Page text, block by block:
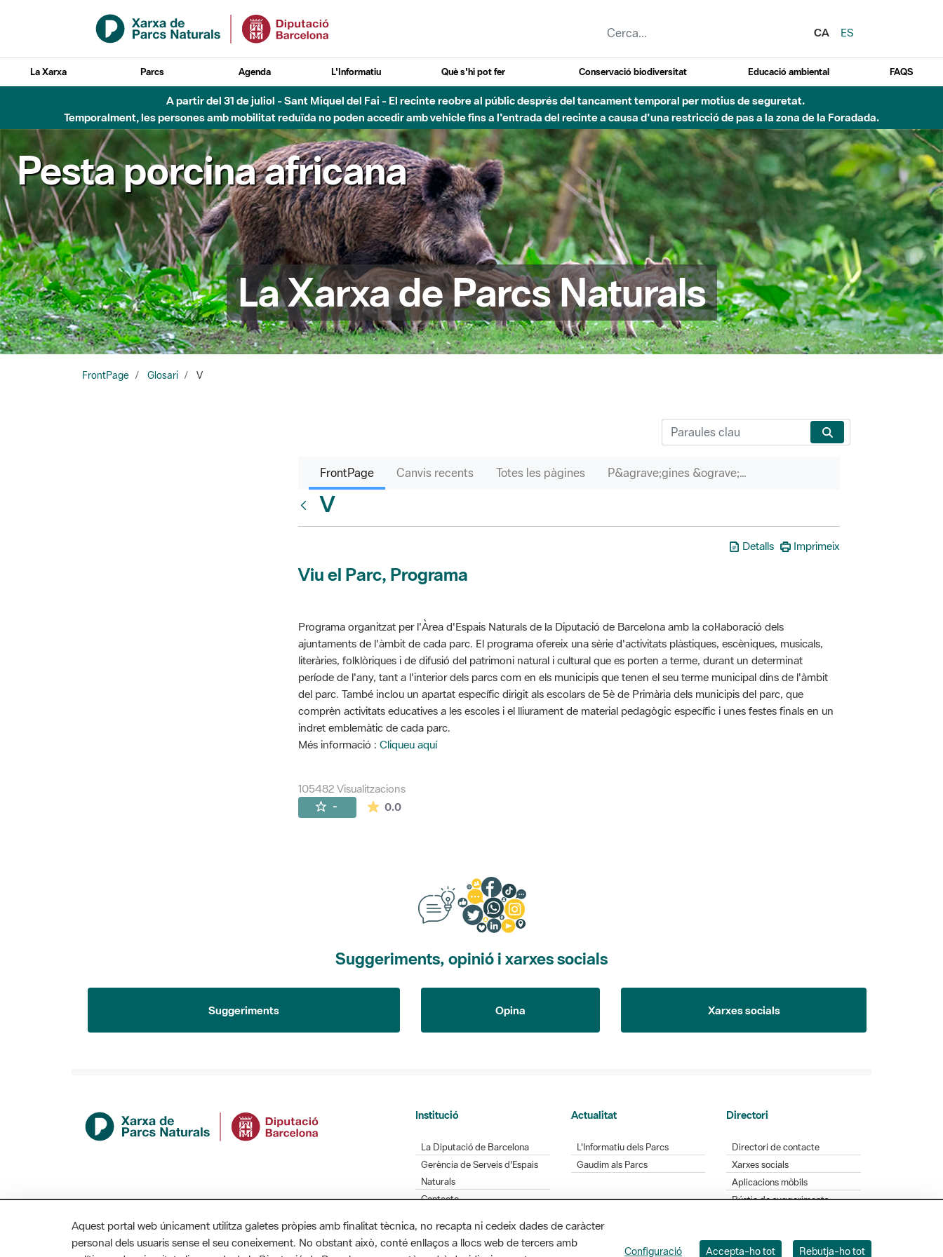
Salta al contingut principal
CA
ES
La Xarxa Parcs Agenda L'Informatiu Què s'hi pot fer Conservació biodiversitat Educació ambiental FAQS
A partir del 31 de juliol - Sant Miquel del Fai - El recinte reobre al públic després del tancament temporal per motius de seguretat.
Temporalment, les persones amb mobilitat reduïda no poden accedir amb vehicle fins a l'entrada del recinte a causa d'una restricció de pas a la zona de la Foradada.
Pesta porcina africana
La Xarxa de Parcs Naturals
FrontPage Glosari V
FrontPage Canvis recents Totes les pàgines P&agrave;gines &ograve;rfenes
V
Detalls Imprimeix
Viu el Parc, Programa
Programa organitzat per l'Àrea d'Espais Naturals de la Diputació de Barcelona amb la col·laboració dels
ajuntaments de l'àmbit de cada parc. El programa ofereix una sèrie d'activitats plàstiques, escèniques, musicals,
literàries, folklòriques i de difusió del patrimoni natural i cultural que es porten a terme, durant un determinat
període de l'any, tant a l'interior dels parcs com en els municipis que tenen el seu terme municipal dins de l'àmbit
del parc. També inclou un apartat específic dirigit als escolars de 5è de Primària dels municipis del parc, que
comprèn activitats educatives a les escoles i el lliurament de material pedagògic específic i unes festes finals en un
indret emblemàtic de cada parc.
Més informació : Cliqueu aquí
105482 Visualitzacions
- 0.0La mitjana de les valoracions és de 0 estrelles de 5.
Suggeriments, opinió i xarxes socials
Suggeriments Opina Xarxes socials
Institució
La Diputació de Barcelona
Gerència de Serveis d'Espais
Naturals
Contacte
Actualitat
L'Informatiu dels Parcs
Gaudim als Parcs
Directori
Directori de contacte
Xarxes socials
Aplicacions mòbils
Bústia de suggeriments
Aquest portal web únicament utilitza galetes pròpies amb finalitat tècnica, no recapta ni cedeix dades de caràcter
personal dels usuaris sense el seu coneixement. No obstant això, conté enllaços a llocs web de tercers amb
Configuració Accepta-ho tot Rebutja-ho tot